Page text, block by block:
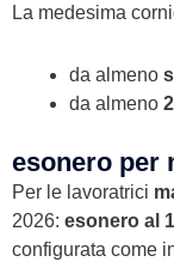
La medesima
da almeno
da almeno
esonero per
Per le lavoratrici
2026: esonero al
configurata come